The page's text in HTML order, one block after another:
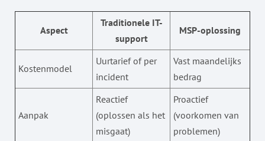
Aspect
Traditionele IT-
support
MSP-oplossing
Kostenmodel
Uurtarief of per
incident
Vast maandelijks
bedrag
Aanpak
Reactief
(oplossen als het
misgaat)
Proactief
(voorkomen van
problemen)